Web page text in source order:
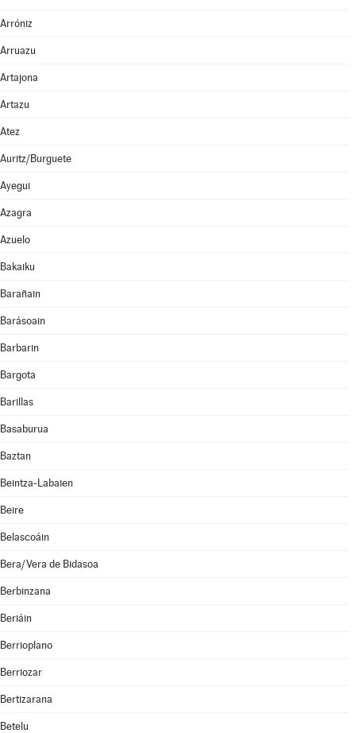
Arróniz
Arruazu
Artajona
Artazu
Atez
Auritz/Burguete
Ayegui
Azagra
Azuelo
Bakaiku
Barañain
Barásoain
Barbarin
Bargota
Barillas
Basaburua
Baztan
Beintza-Labaien
Beire
Belascoáin
Bera/Vera de Bidasoa
Berbinzana
Beriáin
Berrioplano
Berriozar
Bertizarana
Betelu